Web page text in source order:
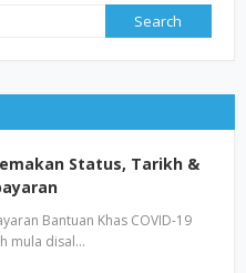
Status, Tarikh &
Bantuan Khas COVID-19
mula disal…